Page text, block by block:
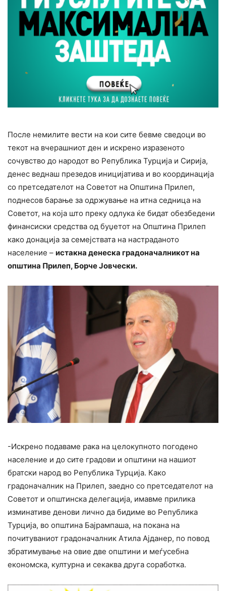
После немилите вести на кои сите бевме сведоци во
текот на вчерашниот ден и искрено изразеното
сочувство до народот во Република Турција и Сирија,
денес веднаш презедов иницијатива и во координација
со претседателот на Советот на Општина Прилеп,
поднесов барање за одржување на итна седница на
Советот, на која што преку одлука ќе бидат обезбедени
финансиски средства од буџетот на Општина Прилеп
како донација за семејствата на настраданото
население – истакна денеска градоначалникот на
општина Прилеп, Борче Јовчески.
-Искрено подаваме рака на целокупното погодено
население и до сите градови и општини на нашиот
братски народ во Република Турција. Како
градоначалник на Прилеп, заедно со претседателот на
Советот и општинска делегација, имавме прилика
изминативе денови лично да бидиме во Република
Турција, во општина Бајрампаша, на покана на
почитуваниот градоначалник Атила Ајданер, по повод
збратимување на овие две општини и меѓусебна
економска, културна и секаква друга соработка.